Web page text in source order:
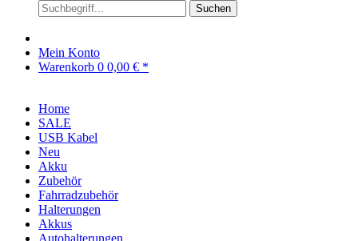
Suchen
Mein Konto
Warenkorb 0 0,00 € *
Home
SALE
USB Kabel
Neu
Akku
Zubehör
Fahrradzubehör
Halterungen
Akkus
Autohalterungen